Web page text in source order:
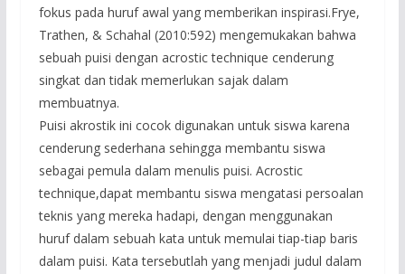
fokus pada huruf awal yang memberikan inspirasi.Frye,
Trathen, & Schahal (2010:592) mengemukakan bahwa
sebuah puisi dengan acrostic technique cenderung
singkat dan tidak memerlukan sajak dalam
membuatnya.
Puisi akrostik ini cocok digunakan untuk siswa karena
cenderung sederhana sehingga membantu siswa
sebagai pemula dalam menulis puisi. Acrostic
technique,dapat membantu siswa mengatasi persoalan
teknis yang mereka hadapi, dengan menggunakan
huruf dalam sebuah kata untuk memulai tiap-tiap baris
dalam puisi. Kata tersebutlah yang menjadi judul dalam